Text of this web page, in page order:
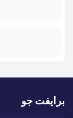
برايفت جو